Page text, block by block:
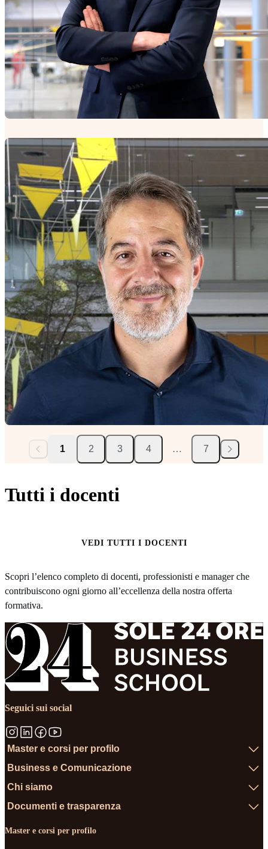
1 2 3 4 … 7
Tutti i docenti
VEDI TUTTI I DOCENTI
Scopri l’elenco completo di docenti, professionisti e manager che
contribuiscono ogni giorno all’eccellenza della nostra offerta
formativa.
Seguici sui social
Master e corsi per profilo
Business e Comunicazione
Chi siamo
Documenti e trasparenza
Master e corsi per profilo